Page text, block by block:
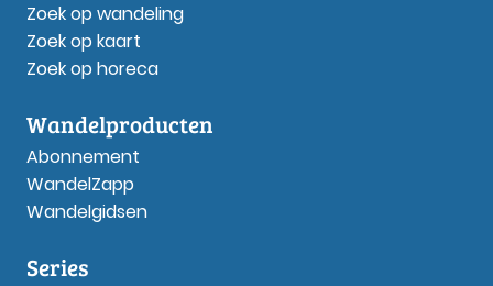
Zoek op wandeling
Zoek op kaart
Zoek op horeca
Wandelproducten
Abonnement
WandelZapp
Wandelgidsen
Series